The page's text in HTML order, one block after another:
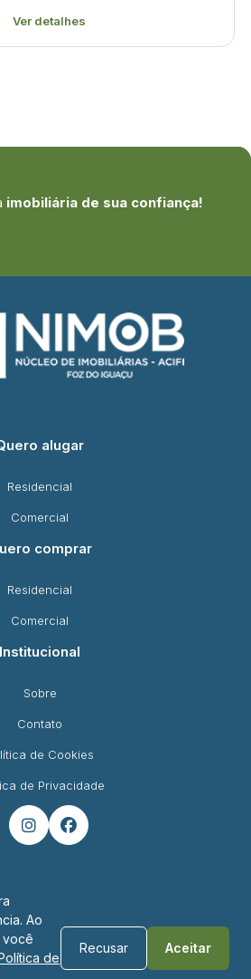
Ver detalhes
imobiliária de sua confiança!
alugar
Residencial
Comercial
comprar
Residencial
Comercial
Institucional
Sobre
Contato
de Cookies
de Privacidade
 
Endereço
450 - Foz do Iguaçu - PR
Ao
você
de
Recusar Aceitar